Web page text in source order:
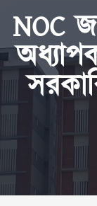
NOC